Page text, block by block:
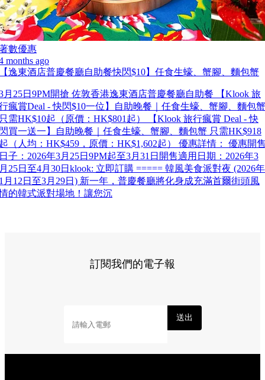
數優惠
months ago
逸東酒店普慶餐廳自助餐快閃$10】任食生蠔、蟹腳、麵包蟹
月25日9PM開搶 佐敦香港逸東酒店普慶餐廳自助餐 【Klook 旅
瘋賞Deal - 快閃$10一位】自助晚餐｜任食生蠔、蟹腳、麵包蟹
需HK$10起（原價：HK$801起） 【Klook 旅行瘋賞 Deal - 快
買一送一】自助晚餐｜任食生蠔、蟹腳、麵包蟹 只需HK$918
（人均：HK$459，原價：HK$1,602起） 優惠詳情： 優惠開
子：2026年3月25日9PM起至3月31日開售適用日期：2026年3
25日至4月30日klook: 立即訂購 ===== 韓風美食派對夜 (2026年
月12日至3月29日) 新一年，普慶餐廳將化身成充滿首爾街頭風
的韓式派對場地！讓您沉
訂閱我們的電子報
送出